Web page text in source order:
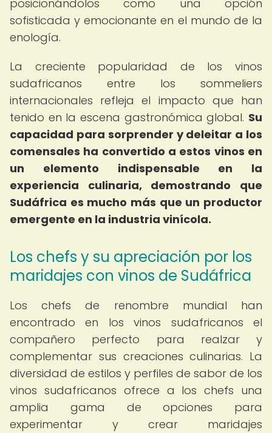
posicionándolos como una opción
sofisticada y emocionante en el mundo de la
enología.
La creciente popularidad de los vinos
sudafricanos entre los sommeliers
internacionales refleja el impacto que han
tenido en la escena gastronómica global. Su
capacidad para sorprender y deleitar a los
comensales ha convertido a estos vinos en
un elemento indispensable en la
experiencia culinaria, demostrando que
Sudáfrica es mucho más que un productor
emergente en la industria vinícola.
Los chefs y su apreciación por los
maridajes con vinos de Sudáfrica
Los chefs de renombre mundial han
encontrado en los vinos sudafricanos el
compañero perfecto para realzar y
complementar sus creaciones culinarias. La
diversidad de estilos y perfiles de sabor de los
vinos sudafricanos ofrece a los chefs una
amplia gama de opciones para
experimentar y crear maridajes